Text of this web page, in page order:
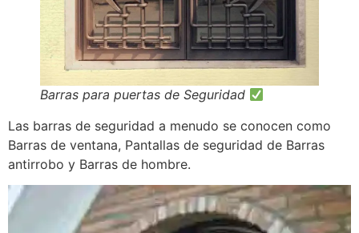
Barras para puertas de Seguridad
Las barras de seguridad a menudo se conocen como
Barras de ventana, Pantallas de seguridad de Barras
antirrobo y Barras de hombre.